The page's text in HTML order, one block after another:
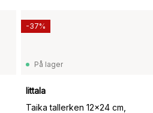
På lager
Iittala
Taika tallerken 12x24 cm,
-37%